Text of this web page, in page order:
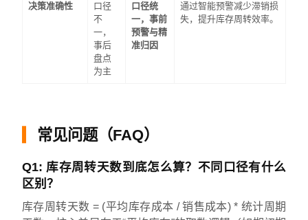
决策准确性
口径
不
一，
事后
盘点
为主
口径统
一，事前
预警与精
准归因
通过智能预警减少滞销损
失，提升库存周转效率。
常见问题（FAQ）
Q1: 库存周转天数到底怎么算？不同口径有什么
区别？
库存周转天数 = (平均库存成本 / 销售成本) * 统计周期